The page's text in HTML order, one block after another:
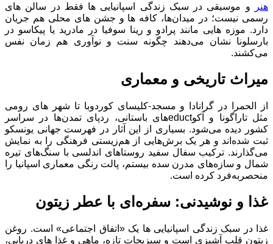
هنر
و موسیقی در سبک زندگی اسپانیایی ها فقط در سالن‌ های
رسمی نیست؛ در میدان‌ها، کافه ‌ها و جشن ‌های محلی هم جریان
دارد. موزه‌ هایی مانند پرادو و رینا سوفیا در مادرید یا پیکاسو در
بارسلونا نشان می‌دهند چگونه سنت و نوآوری هم‌ زمان نفس
می‌کشند.
میراث تاریخی و معماری
از الحمرا در گرانادا و مسجد-کلیسای کوردوبا تا شهر های رومی
مثل تاراگونا و آکوeductهای باستانی، ردپای تمدن‌ها در سراسر
کشور دیده می‌شود. بسیاری از این آثار در فهرست جهانی یونسکو
ثبت شده‌اند و هر یک برش‌هایی از هم‌زیستی فرهنگی را به نمایش
می‌گذارند. ترکیب سفال سفید روستاهای اندلسی با سنگ‌های تیره
شمال و سازه‌های مدرن سده بیستم، پالت رنگی معماری اسپانیا را
منحصربه‌فرد کرده است.
غذا و نوشیدنی: سفره‌ای با عطر زیتون
غذا در سبک زندگی اسپانیایی ها یک «اتفاق اجتماعی» است. روغن
زیتون قلب آشپزی است و سبزیجات تازه، ماهی و غذا های دریایی،